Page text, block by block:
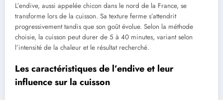
L’endive, aussi appelée chicon dans le nord de la France, se
transforme lors de la cuisson. Sa texture ferme s’attendrit
progressivement tandis que son goût évolue. Selon la méthode
choisie, la cuisson peut durer de 5 à 40 minutes, variant selon
l’intensité de la chaleur et le résultat recherché.
Les caractéristiques de l’endive et leur
influence sur la cuisson